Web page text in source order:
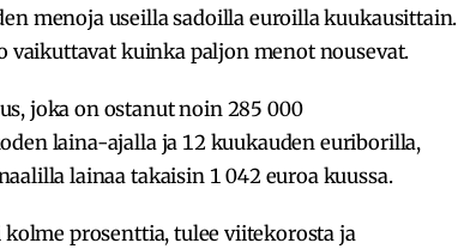
menoja useilla sadoilla euroilla kuukausittain.
vaikuttavat kuinka paljon menot nousevat.
joka on ostanut noin 285 000
laina-ajalla ja 12 kuukauden euriborilla,
lainaa takaisin 1 042 euroa kuussa.
prosenttia, tulee viitekorosta ja